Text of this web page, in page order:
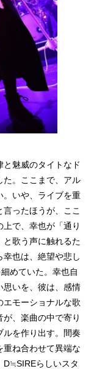
魅威のタイトなド
た。ここまで、アル
。いや、ライブを重
ったほうが、ここ
で、幸也が「通り
歌う声に触れるた
也は、絶望や悲し
めていた。幸也自
思いを、彼は、感情
モーショナルな歌
、楽曲の中で寄り
を作り出す。間奏
重ね合わせて異端な
D≒SIREらしいスタ